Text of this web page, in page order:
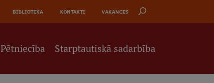
BIBLIOTĒKA KONTAKTI VAKANCES
Pētniecība Starptautiskā sadarbība